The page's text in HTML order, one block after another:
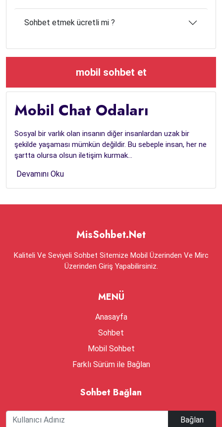
Sohbet etmek ücretli mi ?
mobil sohbet et
Mobil Chat Odaları
Sosyal bir varlık olan insanın diğer insanlardan uzak bir
şekilde yaşaması mümkün değildir. Bu sebeple insan, her ne
şartta olursa olsun iletişim kurmak...
Devamını Oku
MisSohbet.Net
Kaliteli Ve Seviyeli Sohbet Sitemize Mobil Üzerinden Ve Mirc
Üzerinden Giriş Yapabilirsiniz.
MENÜ
Anasayfa
Sohbet
Mobil Sohbet
Farklı Sürüm ile Bağlan
Sohbet Bağlan
Bağlan